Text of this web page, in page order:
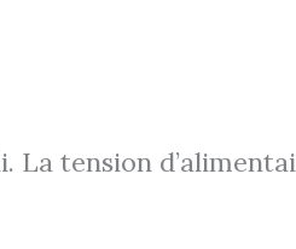
La tension